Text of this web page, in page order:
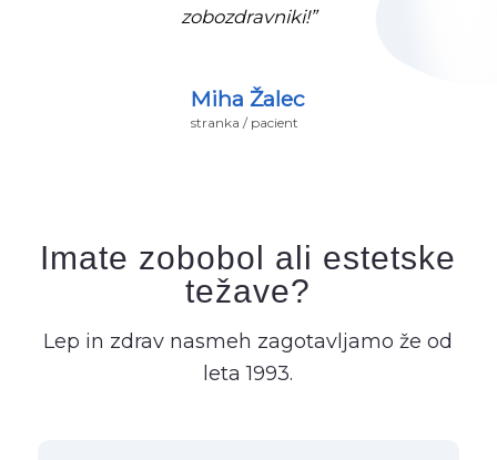
zobozdravniki!”
Miha Žalec
stranka / pacient
Imate zobobol ali estetske
težave?
Lep in zdrav nasmeh zagotavljamo že od
leta 1993.